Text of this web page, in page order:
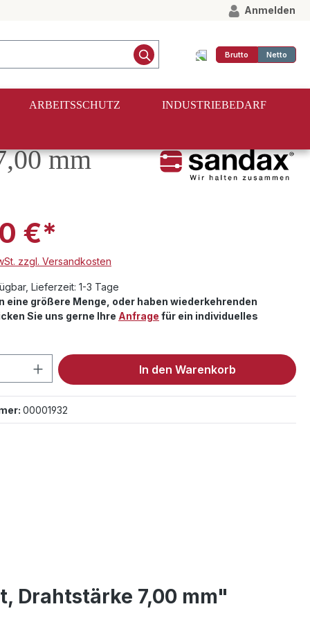
Anmelden
Brutto Netto
ARBEITSSCHUTZ INDUSTRIEBEDARF
mm
€*
zzgl. Versandkosten
Lieferzeit: 1-3 Tage
eine größere Menge, oder haben wiederkehrenden
Sie uns gerne Ihre Anfrage für ein individuelles
Anzahl: Gib den gewünschten Wert
In den Warenkorb
00001932
Drahtstärke 7,00 mm"